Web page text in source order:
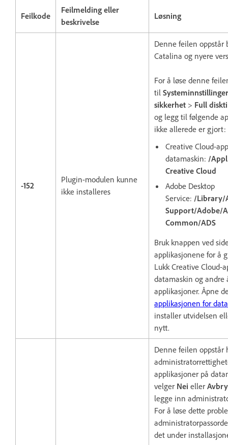
Feilkode
Feilmelding eller
beskrivelse
Løsning
-152
Plugin-modulen kunne
ikke installeres
Denne feilen oppstår
Catalina og nyere
For å løse denne
til Systeminnstillinger
sikkerhet > Full
og legg til følgende
ikke allerede er gjort:
Creative Cloud-
datamaskin: /
Creative Cloud
Adobe Desktop
Service: /Library/
Support/Adobe/
Common/ADS
Bruk knappen ved
applikasjonene for å
Lukk Creative Cloud-
datamaskin og andre
applikasjoner. Åpne
applikasjonen for
installer utvidelsen
nytt.
Denne feilen oppstår
applikasjoner på
velger Nei eller
legge inn
For å løse dette
det under